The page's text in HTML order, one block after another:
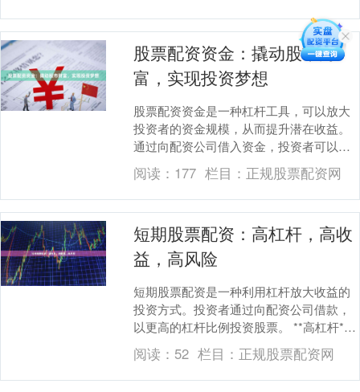
股票配资资金：撬动股市财
富，实现投资梦想
股票配资资金是一种杠杆工具，可以放大
投资者的资金规模，从而提升潜在收益。
通过向配资公司借入资金，投资者可以以
较小的本金撬动更大的股市投资。 股票配
资资金的优势在....
阅读： 177 栏目： 正规股票配资网
短期股票配资：高杠杆，高收
益，高风险
短期股票配资是一种利用杠杆放大收益的
投资方式。投资者通过向配资公司借款，
以更高的杠杆比例投资股票。 **高杠杆**
配资杠杆通常在1:2到1:10之间，这意味
着....
阅读： 52 栏目： 正规股票配资网